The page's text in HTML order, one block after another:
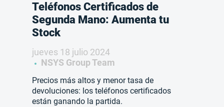
Teléfonos Certificados de
Segunda Mano: Aumenta tu
Stock
jueves 18 julio 2024
NSYS Group Team
Precios más altos y menor tasa de
devoluciones: los teléfonos certificados
están ganando la partida.